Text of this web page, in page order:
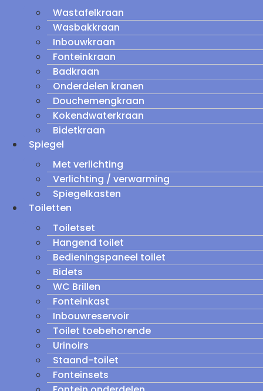
Wastafelkraan
Wasbakkraan
Inbouwkraan
Fonteinkraan
Badkraan
Onderdelen kranen
Douchemengkraan
Kokendwaterkraan
Bidetkraan
Spiegel
Met verlichting
Verlichting / verwarming
Spiegelkasten
Toiletten
Toiletset
Hangend toilet
Bedieningspaneel toilet
Bidets
WC Brillen
Fonteinkast
Inbouwreservoir
Toilet toebehorende
Urinoirs
Staand-toilet
Fonteinsets